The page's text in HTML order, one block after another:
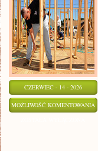
CZERWIEC - 14 - 2026
MOŻLIWOŚĆ KOMENTOWANIA